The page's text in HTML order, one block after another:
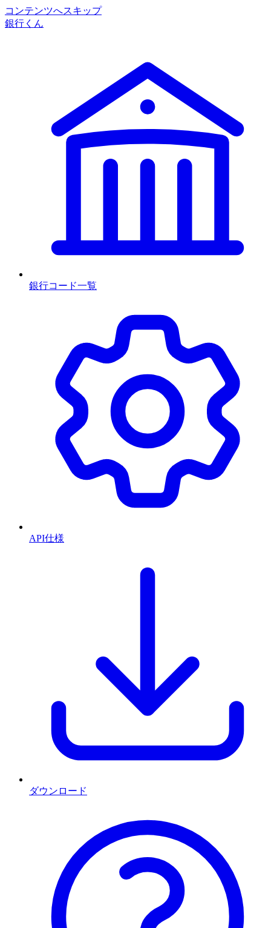
コンテンツへスキップ
銀行くん
銀行コード一覧
API仕様
ダウンロード